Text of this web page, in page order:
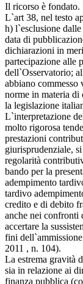
Il ricorso è fondato.
L`art 38, nel testo
h) l`esclusione
data di
dichiarazioni in
partecipazione alle
dell`Osservatorio;
abbiano
norme in materia di
la legislazione
L`interpretazione
molto rigorosa
prestazioni
giurisprudenziale,
regolarità
bando per la
adempimento
tardivo
credito e di debito
anche nei confronti
accertare la
fini
2011 , n. 104).
La estrema gravità
sia in relazione ai
finanza pubblica